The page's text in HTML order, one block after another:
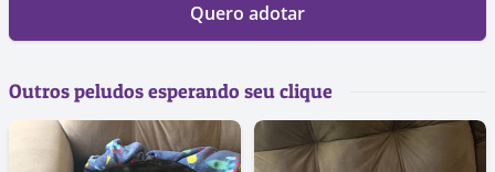
Quero adotar
Outros peludos esperando seu clique